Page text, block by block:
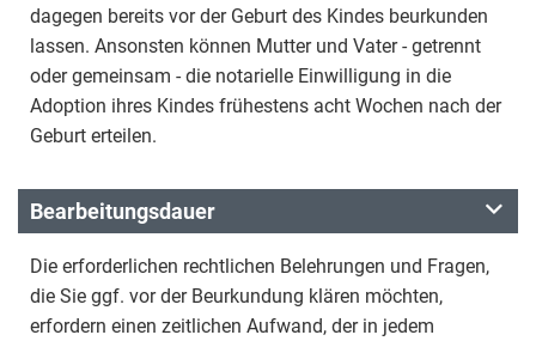
dagegen bereits vor der Geburt des Kindes beurkunden
lassen. Ansonsten können Mutter und Vater - getrennt
oder gemeinsam - die notarielle Einwilligung in die
Adoption ihres Kindes frühestens acht Wochen nach der
Geburt erteilen.
Bearbeitungsdauer
Die erforderlichen rechtlichen Belehrungen und Fragen,
die Sie ggf. vor der Beurkundung klären möchten,
erfordern einen zeitlichen Aufwand, der in jedem